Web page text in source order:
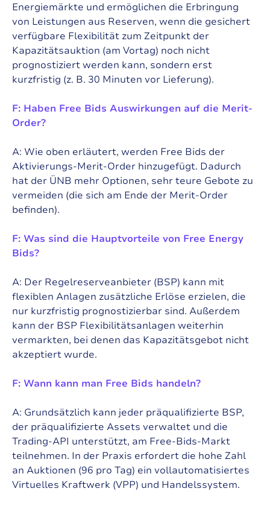
Energiemärkte und ermöglichen die Erbringung
von Leistungen aus Reserven, wenn die gesichert
verfügbare Flexibilität zum Zeitpunkt der
Kapazitätsauktion (am Vortag) noch nicht
prognostiziert werden kann, sondern erst
kurzfristig (z. B. 30 Minuten vor Lieferung).
F: Haben Free Bids Auswirkungen auf die Merit-
Order?
A: Wie oben erläutert, werden Free Bids der
Aktivierungs-Merit-Order hinzugefügt. Dadurch
hat der ÜNB mehr Optionen, sehr teure Gebote zu
vermeiden (die sich am Ende der Merit-Order
befinden).
F: Was sind die Hauptvorteile von Free Energy
Bids?
A: Der Regelreserveanbieter (BSP) kann mit
flexiblen Anlagen zusätzliche Erlöse erzielen, die
nur kurzfristig prognostizierbar sind. Außerdem
kann der BSP Flexibilitätsanlagen weiterhin
vermarkten, bei denen das Kapazitätsgebot nicht
akzeptiert wurde.
F: Wann kann man Free Bids handeln?
A: Grundsätzlich kann jeder präqualifizierte BSP,
der präqualifizierte Assets verwaltet und die
Trading-API unterstützt, am Free-Bids-Markt
teilnehmen. In der Praxis erfordert die hohe Zahl
an Auktionen (96 pro Tag) ein vollautomatisiertes
Virtuelles Kraftwerk (VPP) und Handelssystem.